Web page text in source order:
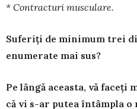
* Contracturi musculare.
Suferiți de minimum trei
enumerate mai sus?
Pe lângă aceasta, vă faceți
că vi s-ar putea întâmpla